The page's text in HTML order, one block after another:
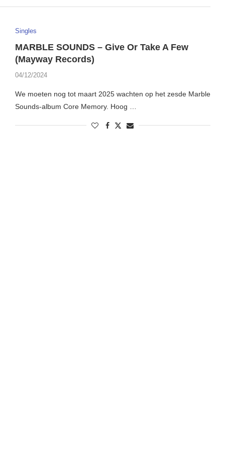
Singles
MARBLE SOUNDS – Give Or Take A Few
(Mayway Records)
04/12/2024
We moeten nog tot maart 2025 wachten op het zesde Marble
Sounds-album Core Memory. Hoog …